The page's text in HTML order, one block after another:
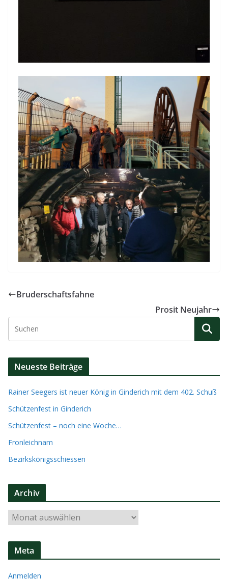
Bruderschaftsfahne
Prosit Neujahr
Neueste Beiträge
Rainer Seegers ist neuer König in Ginderich mit dem 402. Schuß
Schützenfest in Ginderich
Schützenfest – noch eine Woche…
Fronleichnam
Bezirkskönigsschiessen
Archiv
r
c
Meta
Anmelden